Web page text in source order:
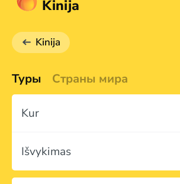
Kinija
Kinija
Туры Страны мира
Kur
Išvykimas